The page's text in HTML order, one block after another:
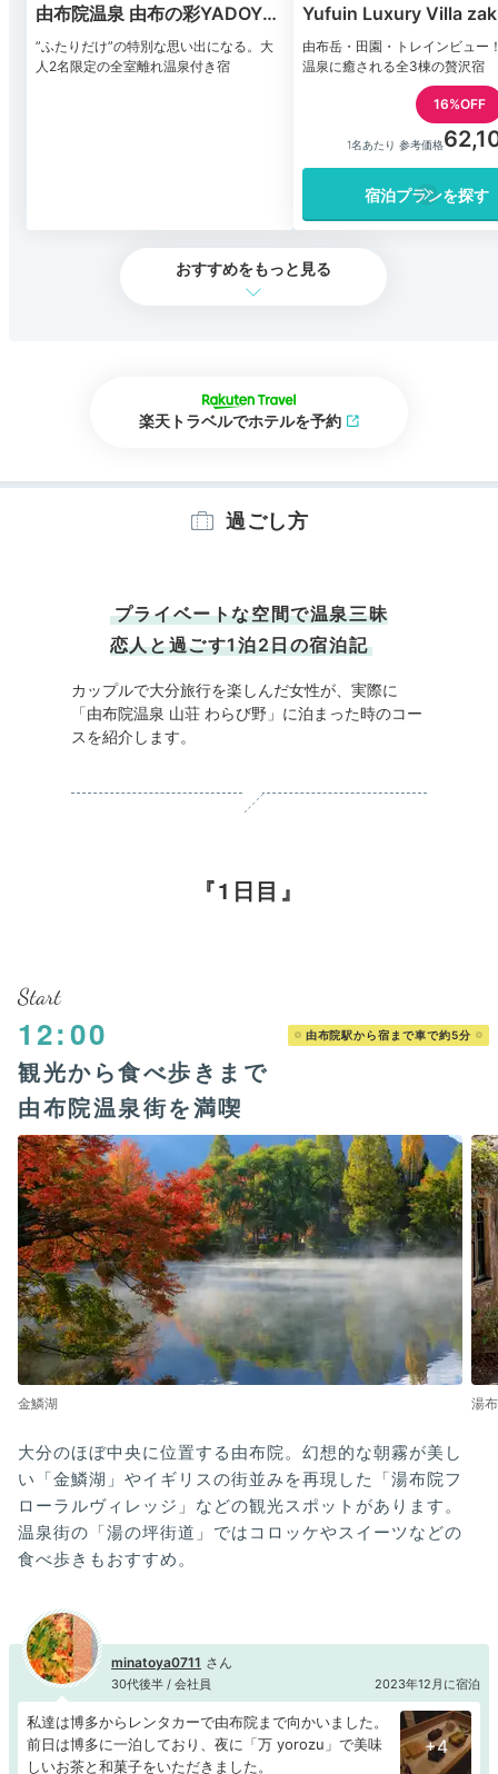
由布院温泉 由布の彩YADOYA
おおはし
”ふたりだけ”の特別な思い出になる。大
人2名限定の全室離れ温泉付き宿
Yufuin Luxury Villa
由布岳・田園・トレインビュー
温泉に癒される全3棟の贅沢宿
16%OFF
1名あたり 参考価格
宿泊プランを探す
おすすめをもっと見る
楽天トラベルでホテルを予約
過ごし方
プライベートな空間で温泉三昧
恋人と過ごす1泊2日の宿泊記
カップルで大分旅行を楽しんだ女性が、実際に
「由布院温泉 山荘 わらび野」に泊まった時のコー
スを紹介します。
1日目
Start
12:00 由布院駅から宿まで車で約5分
観光から食べ歩きまで
由布院温泉街を満喫
金鱗湖 湯
大分のほぼ中央に位置する由布院。幻想的な朝霧が美し
い「金鱗湖」やイギリスの街並みを再現した「湯布院フ
ローラルヴィレッジ」などの観光スポットがあります。
温泉街の「湯の坪街道」ではコロッケやスイーツなどの
食べ歩きもおすすめ。
minatoya0711
30代後半 / 会社員 2023年12月に宿泊
私達は博多からレンタカーで由布院まで向かいました。
前日は博多に一泊しており、夜に「万 yorozu」で美味
しいお茶と和菓子をいただきました。
+4